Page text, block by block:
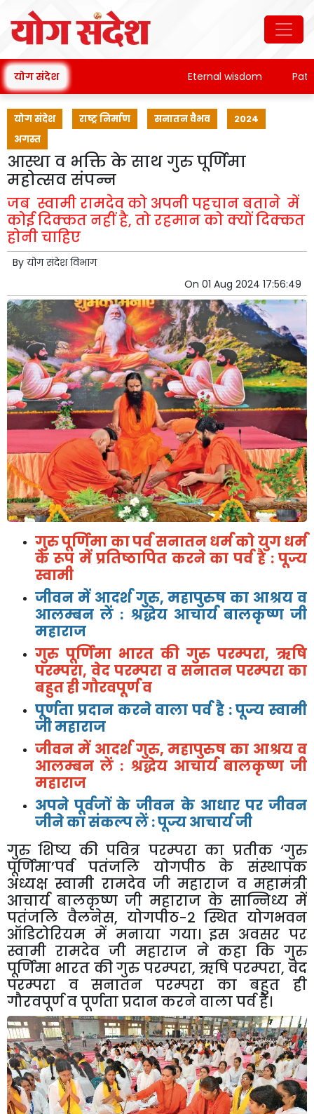
योग संदेश Eternal wisdom
योग संदेश राष्ट्र निर्माण सनातन वैभव
2024
अगस्त
आस्था व भक्ति के साथ गुरु पूर्णिमा
महोत्सव संपन्न
जब स्वामी रामदेव को अपनी पहचान बताने में
कोई दिक्कत नहीं है, तो रहमान को क्यों दिक्कत
होनी चाहिए
By योग संदेश विभाग
On 01 Aug 2024 17:56:49
गुरु पूर्णिमा का पर्व सनातन धर्म को युग धर्म
के रूप में प्रतिष्ठापित करने का पर्व है : पूज्य
स्वामी
जीवन में आदर्श गुरु, महापुरुष का आश्रय व
आलम्बन लें : श्रद्धेय आचार्य बालकृष्ण जी
महाराज
गुरु पूर्णिमा भारत की गुरु परम्परा, ऋषि
परम्परा, वेद परम्परा व सनातन परम्परा का
बहुत ही गौरवपूर्ण व
पूर्णता प्रदान करने वाला पर्व है : पूज्य स्वामी
जी महाराज
जीवन में आदर्श गुरु, महापुरुष का आश्रय व
आलम्बन लें : श्रद्धेय आचार्य बालकृष्ण जी
महाराज
अपने पूर्वजों के जीवन के आधार पर जीवन
जीने का संकल्प लें : पूज्य आचार्य जी
गुरु शिष्य की पवित्र परम्परा का प्रतीक ‘गुरु
पूर्णिमा’पर्व पतंजलि योगपीठ के संस्थापक
अध्यक्ष स्वामी रामदेव जी महाराज व महामंत्री
आचार्य बालकृष्ण जी महाराज के सान्निध्य में
पतंजलि वैलनेस, योगपीठ-2 स्थित योगभवन
ऑडिटोरियम में मनाया गया। इस अवसर पर
स्वामी रामदेव जी महाराज ने कहा कि गुरु
पूर्णिमा भारत की गुरु परम्परा, ऋषि परम्परा, वेद
परम्परा व सनातन परम्परा का बहुत ही
गौरवपूर्ण व पूर्णता प्रदान करने वाला पर्व है।